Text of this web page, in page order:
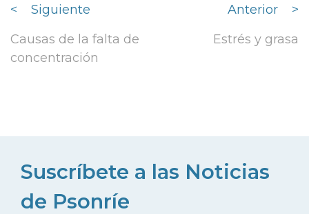
<
Siguiente
Causas de la falta de
concentración
Anterior
>
Estrés y grasa
Suscríbete a las Noticias
de Psonríe